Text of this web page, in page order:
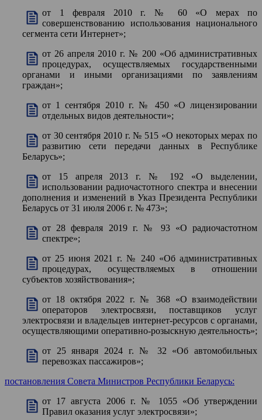
от 1 февраля 2010 г. № 60 «О мерах по
совершенствованию использования национального
сегмента сети Интернет»;
от 26 апреля 2010 г. № 200 «Об административных
процедурах, осуществляемых государственными
органами и иными организациями по заявлениям
граждан»;
от 1 сентября 2010 г. № 450 «О лицензировании
отдельных видов деятельности»;
от 30 сентября 2010 г. № 515 «О некоторых мерах по
развитию сети передачи данных в Республике
Беларусь»;
от 15 апреля 2013 г. № 192 «О выделении,
использовании радиочастотного спектра и внесении
дополнения и изменений в Указ Президента Республики
Беларусь от 31 июля 2006 г. № 473»;
от 28 февраля 2019 г. № 93 «О радиочастотном
спектре»;
от 25 июня 2021 г. № 240 «Об административных
процедурах, осуществляемых в отношении
субъектов хозяйствования»;
от 18 октября 2022 г. № 368 «О взаимодействии
операторов электросвязи, поставщиков услуг
электросвязи и владельцев интернет-ресурсов с органами,
осуществляющими оперативно-розыскную деятельность»;
от 25 января 2024 г. № 32 «Об автомобильных
перевозках пассажиров»;
постановления Совета Министров Республики Беларусь:
от 17 августа 2006 г. № 1055 «Об утверждении
Правил оказания услуг электросвязи»;